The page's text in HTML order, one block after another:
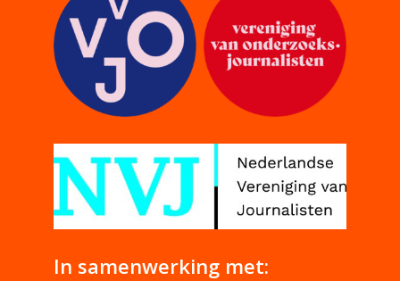
In samenwerking met: